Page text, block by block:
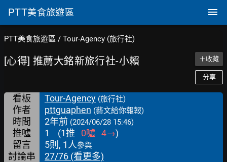
PTT美食旅遊區
PTT美食旅遊區 / Tour-Agency (旅行社)
[心得] 推薦大銘新旅行社-小賴 ＋收藏
分享
看板 Tour-Agency (旅行社)
作者 pttguaphen (藝文給你報報)
時間 2年前 (2024/06/28 15:46)
推噓 1 (1推 0噓 4→)
留言
5則, 1人參與
討論串 27/76 (看更多)